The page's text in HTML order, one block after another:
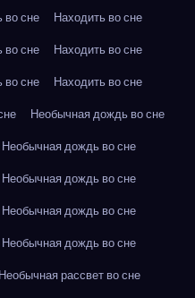
во сне
Находить во сне
во сне
Находить во сне
во сне
Находить во сне
Необычная дождь во сне
Необычная дождь во сне
Необычная дождь во сне
Необычная дождь во сне
Необычная дождь во сне
Необычная рассвет во сне